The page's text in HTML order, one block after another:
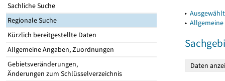
Sachliche Suche
Regionale Suche
Kürzlich bereitgestellte Daten
Allgemeine Angaben, Zuordnungen
Gebietsveränderungen,
Änderungen zum Schlüsselverzeichnis
▸
▸